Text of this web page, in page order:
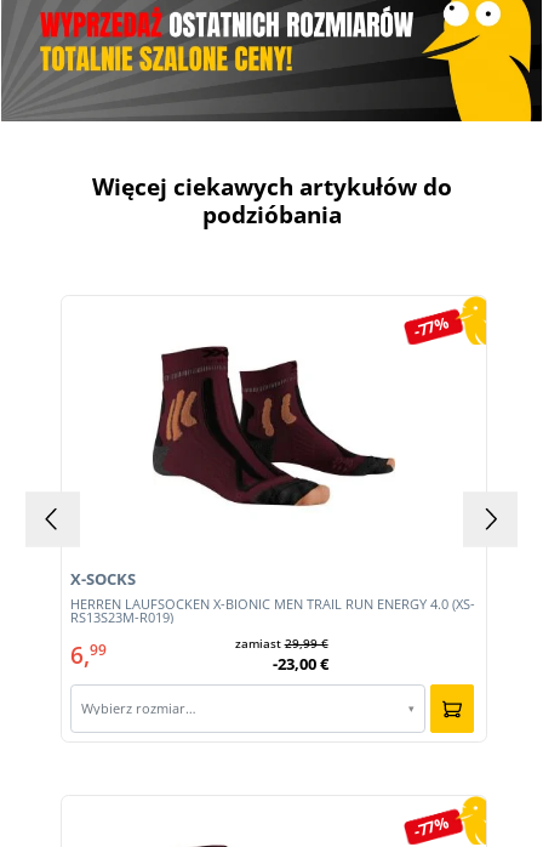
Więcej ciekawych artykułów do
podzióbania
-77%
HERREN LAUFSOCKEN X-BIONIC MEN TRAIL RUN ENERGY 4.0 (XS-
RS13S23M-R019)
X-SOCKS
6,99 zamiast29,99 €
-23,00 €
Wybierz rozmiar… ▾
-77%